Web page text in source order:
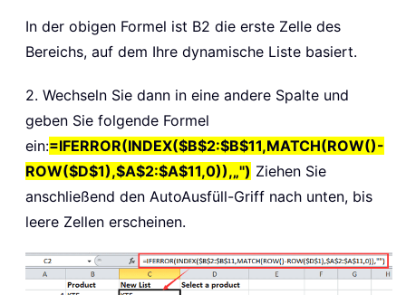
In der obigen Formel ist B2 die erste Zelle des
Bereichs, auf dem Ihre dynamische Liste basiert.
2. Wechseln Sie dann in eine andere Spalte und
geben Sie folgende Formel
ein:=IFERROR(INDEX($B$2:$B$11,MATCH(ROW()-
ROW($D$1),$A$2:$A$11,0)),„") Ziehen Sie
anschließend den AutoAusfüll-Griff nach unten, bis
leere Zellen erscheinen.